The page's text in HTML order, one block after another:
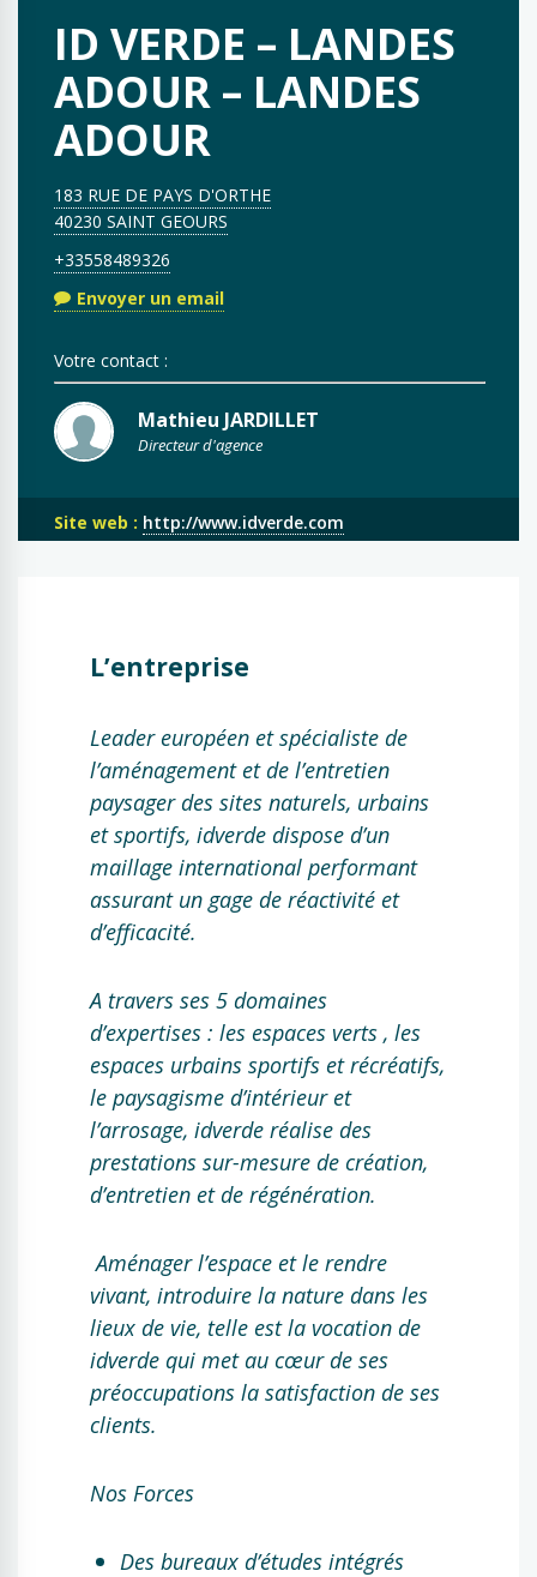
ID VERDE – LANDES
ADOUR – LANDES
ADOUR
183 RUE DE PAYS D'ORTHE
40230 SAINT GEOURS
+33558489326
Envoyer un email
Votre contact :
Mathieu JARDILLET
Directeur d'agence
Site web : http://www.idverde.com
L’entreprise
Leader européen et spécialiste de
l’aménagement et de l’entretien
paysager des sites naturels, urbains
et sportifs, idverde dispose d’un
maillage international performant
assurant un gage de réactivité et
d’efficacité.
A travers ses 5 domaines
d’expertises : les espaces verts , les
espaces urbains sportifs et récréatifs,
le paysagisme d’intérieur et
l’arrosage, idverde réalise des
prestations sur-mesure de création,
d’entretien et de régénération.
Aménager l’espace et le rendre
vivant, introduire la nature dans les
lieux de vie, telle est la vocation de
idverde qui met au cœur de ses
préoccupations la satisfaction de ses
clients.
Nos Forces
Des bureaux d’études intégrés